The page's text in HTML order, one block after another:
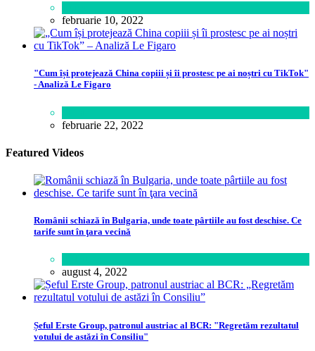
februarie 10, 2022
"Cum își protejează China copiii și îi prostesc pe ai noștri cu TikTok"
- Analiză Le Figaro
februarie 22, 2022
Featured Videos
Românii schiază în Bulgaria, unde toate pârtiile au fost deschise. Ce
tarife sunt în ţara vecină
august 4, 2022
Șeful Erste Group, patronul austriac al BCR: "Regretăm rezultatul
votului de astăzi în Consiliu"